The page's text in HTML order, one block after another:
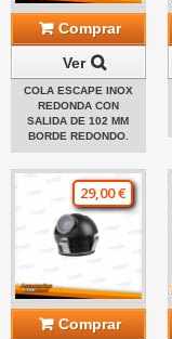
Comprar
Ver
COLA ESCAPE INOX
REDONDA CON
SALIDA DE 102 MM
BORDE REDONDO.
29,00 €
Comprar